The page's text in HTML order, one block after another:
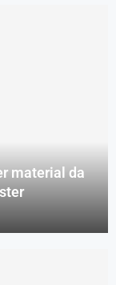
material da